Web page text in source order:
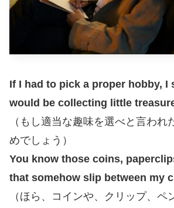
If I had to pick a proper hobby, I
would be collecting little
（もし適当な趣味を選べと言われ
めでしょう）
You know those coins,
that somehow slip between my
（ほら、コインや、クリップ、ペ